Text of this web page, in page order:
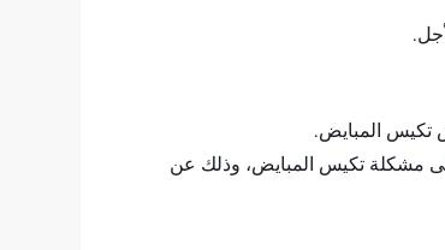
تكيس المبايض.
كبيرة، ومنها السيطرة على مشكلة تكيس المبايض، وذلك عن